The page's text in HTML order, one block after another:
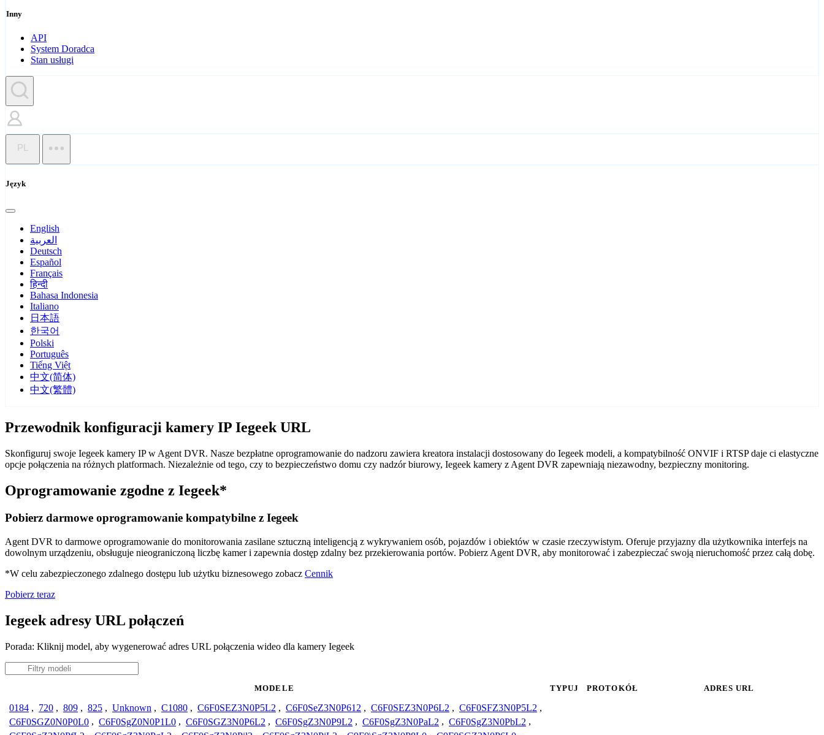
Inny
API
System Doradca
Stan usługi
PL
Język
English
العربية
Deutsch
Español
Français
हिन्दी
Bahasa Indonesia
Italiano
日本語
한국어
Polski
Português
Tiếng Việt
中文(简体)
中文(繁體)
Przewodnik konfiguracji kamery IP Iegeek URL
Skonfiguruj swoje Iegeek kamery IP w Agent DVR. Nasze bezpłatne oprogramowanie do nadzoru zawiera kreatora instalacji dostosowany do Iegeek modeli, a kompatybilność ONVIF i RTSP daje ci elastyczne
opcje połączenia na różnych platformach. Niezależnie od tego, czy to bezpieczeństwo domu czy nadzór biurowy, Iegeek kamery z Agent DVR zapewniają niezawodny, bezpieczny monitoring.
Oprogramowanie zgodne z Iegeek*
Pobierz darmowe oprogramowanie kompatybilne z Iegeek
Agent DVR to darmowe oprogramowanie do monitorowania zasilane sztuczną inteligencją z wykrywaniem osób, pojazdów i obiektów w czasie rzeczywistym. Oferuje przyjazny dla użytkownika interfejs na
dowolnym urządzeniu, obsługuje nieograniczoną liczbę kamer i zapewnia dostęp zdalny bez przekierowania portów. Pobierz Agent DVR, aby monitorować i zabezpieczać swoją nieruchomość przez całą dobę.
*W celu zabezpieczonego zdalnego dostępu lub użytku biznesowego zobacz Cennik
Pobierz teraz
Iegeek adresy URL połączeń
Porada: Kliknij model, aby wygenerować adres URL połączenia wideo dla kamery Iegeek
MODELE TYPUJ PROTOKÓŁ ADRES URL
0184 , 720 , 809 , 825 , Unknown , C1080 , C6F0SEZ3N0P5L2 , C6F0SeZ3N0P612 , C6F0SEZ3N0P6L2 , C6F0SFZ3N0P5L2 ,
C6F0SGZ0N0P0L0 , C6F0SgZ0N0P1L0 , C6F0SGZ3N0P6L2 , C6F0SgZ3N0P9L2 , C6F0SgZ3N0PaL2 , C6F0SgZ3N0PbL2 ,